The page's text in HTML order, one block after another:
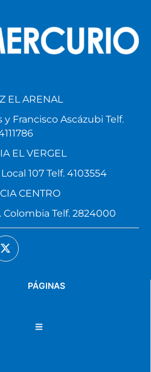
PÁGINAS
EL ARENAL
y Francisco Ascázubi Telf.
EL VERGEL
107 Telf. 4103554
CENTRO
Colombia Telf. 2824000